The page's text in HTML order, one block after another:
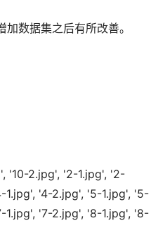
数据集之后有所改善。
'10-2.jpg', '2-1.jpg', '2-
'4-2.jpg', '5-1.jpg', '5-
'7-2.jpg', '8-1.jpg', '8-